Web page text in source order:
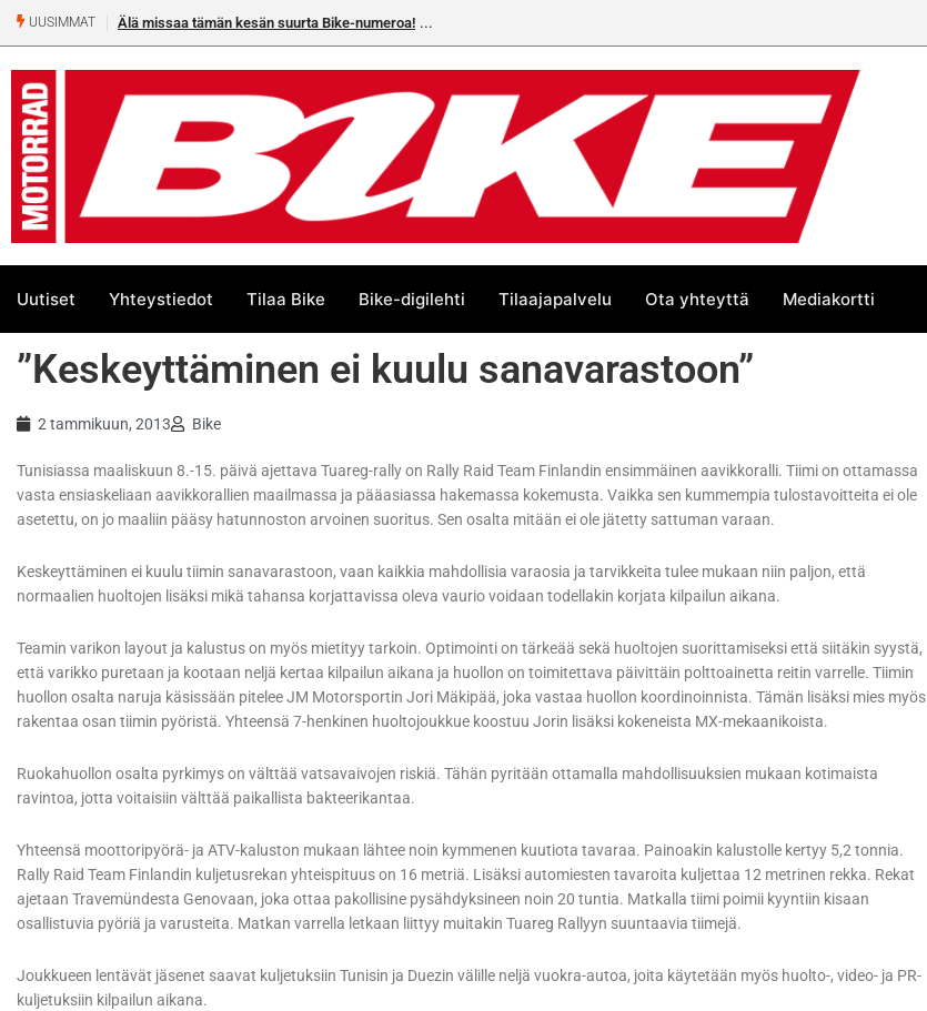
UUSIMMAT Älä missaa tämän kesän suurta Bike-numeroa!
Uutiset Yhteystiedot Tilaa Bike Bike-digilehti Tilaajapalvelu Ota yhteyttä Mediakortti
”Keskeyttäminen ei kuulu sanavarastoon”
2 tammikuun, 2013 Bike
Tunisiassa maaliskuun 8.-15. päivä ajettava Tuareg-rally on Rally Raid Team Finlandin ensimmäinen aavikkoralli. Tiimi on ottamassa
vasta ensiaskeliaan aavikkorallien maailmassa ja pääasiassa hakemassa kokemusta. Vaikka sen kummempia tulostavoitteita ei ole
asetettu, on jo maaliin pääsy hatunnoston arvoinen suoritus. Sen osalta mitään ei ole jätetty sattuman varaan.
Keskeyttäminen ei kuulu tiimin sanavarastoon, vaan kaikkia mahdollisia varaosia ja tarvikkeita tulee mukaan niin paljon, että
normaalien huoltojen lisäksi mikä tahansa korjattavissa oleva vaurio voidaan todellakin korjata kilpailun aikana.
Teamin varikon layout ja kalustus on myös mietityy tarkoin. Optimointi on tärkeää sekä huoltojen suorittamiseksi että siitäkin syystä,
että varikko puretaan ja kootaan neljä kertaa kilpailun aikana ja huollon on toimitettava päivittäin polttoainetta reitin varrelle. Tiimin
huollon osalta naruja käsissään pitelee JM Motorsportin Jori Mäkipää, joka vastaa huollon koordinoinnista. Tämän lisäksi mies myös
rakentaa osan tiimin pyöristä. Yhteensä 7-henkinen huoltojoukkue koostuu Jorin lisäksi kokeneista MX-mekaanikoista.
Ruokahuollon osalta pyrkimys on välttää vatsavaivojen riskiä. Tähän pyritään ottamalla mahdollisuuksien mukaan kotimaista
ravintoa, jotta voitaisiin välttää paikallista bakteerikantaa.
Yhteensä moottoripyörä- ja ATV-kaluston mukaan lähtee noin kymmenen kuutiota tavaraa. Painoakin kalustolle kertyy 5,2 tonnia.
Rally Raid Team Finlandin kuljetusrekan yhteispituus on 16 metriä. Lisäksi automiesten tavaroita kuljettaa 12 metrinen rekka. Rekat
ajetaan Travemündesta Genovaan, joka ottaa pakollisine pysähdyksineen noin 20 tuntia. Matkalla tiimi poimii kyyntiin kisaan
osallistuvia pyöriä ja varusteita. Matkan varrella letkaan liittyy muitakin Tuareg Rallyyn suuntaavia tiimejä.
Joukkueen lentävät jäsenet saavat kuljetuksiin Tunisin ja Duezin välille neljä vuokra-autoa, joita käytetään myös huolto-, video- ja PR-
kuljetuksiin kilpailun aikana.